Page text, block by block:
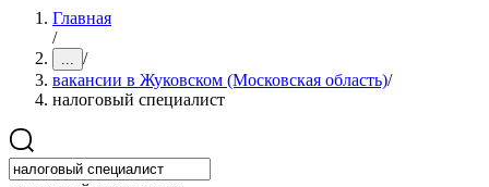
Главная
/
... /
вакансии в Жуковском (Московская область)/
налоговый специалист